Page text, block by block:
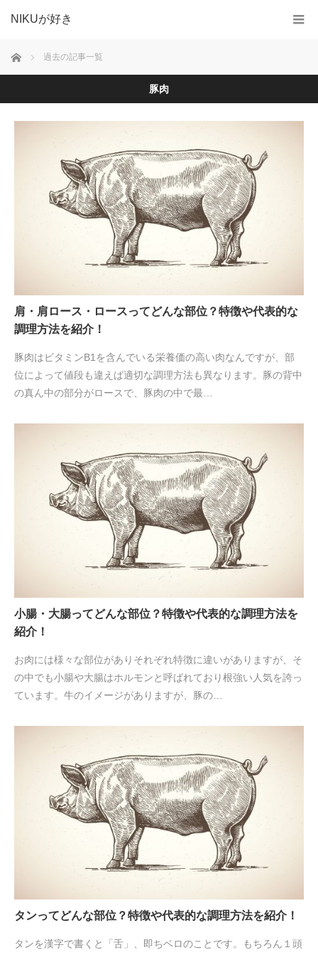
NIKUが好き
ホーム 過去の記事一覧
豚肉
肩・肩ロース・ロースってどんな部位？特徴や代表的な
調理方法を紹介！
豚肉はビタミンB1を含んでいる栄養価の高い肉なんですが、部
位によって値段も違えば適切な調理方法も異なります。豚の背中
の真ん中の部分がロースで、豚肉の中で最…
小腸・大腸ってどんな部位？特徴や代表的な調理方法を
紹介！
お肉には様々な部位がありそれぞれ特徴に違いがありますが、そ
の中でも小腸や大腸はホルモンと呼ばれており根強い人気を誇っ
ています。牛のイメージがありますが、豚の…
タンってどんな部位？特徴や代表的な調理方法を紹介！
タンを漢字で書くと「舌」、即ちベロのことです。もちろん１頭